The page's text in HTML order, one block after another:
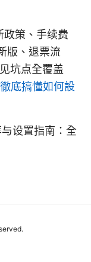
策、手续费
版、退票流
坑点全覆盖
底搞懂如何設
设置指南：全